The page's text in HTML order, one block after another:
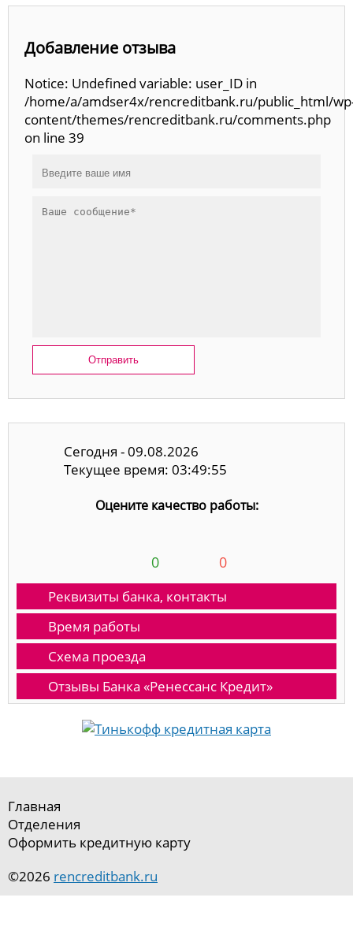
Добавление отзыва
Notice: Undefined variable: user_ID in
/home/a/amdser4x/rencreditbank.ru/public_html/
content/themes/rencreditbank.ru/comments.php
on line 39
Отправить
Сегодня - 09.08.2026
Текущее время: 03:49:56
Оцените качество работы:
0 0
Реквизиты банка, контакты
Время работы
Схема проезда
Отзывы Банка «Ренессанс Кредит»
Главная
Отделения
Оформить кредитную карту
©2026 rencreditbank.ru